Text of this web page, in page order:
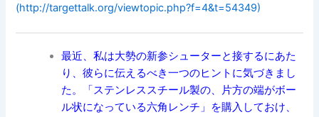
(http://targettalk.org/viewtopic.php?f=4&t=54349)
最近、私は大勢の新参シューターと接するにあた
り、彼らに伝えるべき一つのヒントに気づきまし
た。「ステンレススチール製の、片方の端がボー
ル状になっている六角レンチ」を購入しておけ、